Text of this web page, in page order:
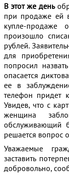
В этот же день
при продаже ей
купле-продаже
произошло
рублей.
для
попросил
опасается
ее в
телефон придет
Увидев, что с
женщина
обслуживающий
решается вопрос
Уважаемые
заставить
добровольно,